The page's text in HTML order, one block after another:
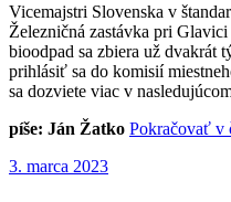
Vicemajstri Slovenska v
Železničná zastávka pri
bioodpad sa zbiera už dvakrát
prihlásiť sa do komisií
sa dozviete viac v
píše: Ján Žatko Pokračovať v
Publikované
3. marca 2023